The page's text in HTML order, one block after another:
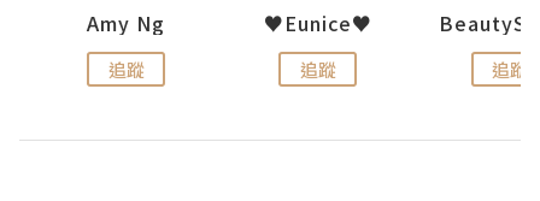
Amy Ng
追蹤
♥Eunice♥
追蹤 追蹤